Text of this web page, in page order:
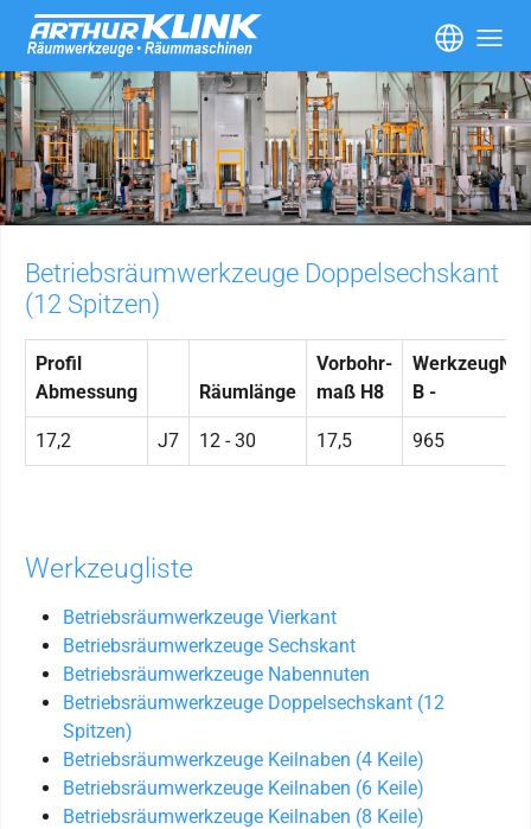
Skip to main content
Betriebsräumwerkzeuge Doppelsechskant
(12 Spitzen)
Profil
Abmessung
Räumlänge
Vorbohr-
maß H8
WerkzeugNr.
B -
17,2 J7 12 - 30 17,5 965
Werkzeugliste
Betriebsräumwerkzeuge Vierkant
Betriebsräumwerkzeuge Sechskant
Betriebsräumwerkzeuge Nabennuten
Betriebsräumwerkzeuge Doppelsechskant (12
Spitzen)
Betriebsräumwerkzeuge Keilnaben (4 Keile)
Betriebsräumwerkzeuge Keilnaben (6 Keile)
Betriebsräumwerkzeuge Keilnaben (8 Keile)